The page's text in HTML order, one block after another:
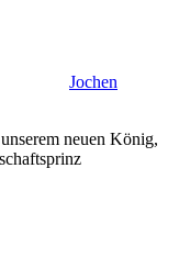
Jochen
neuen König,